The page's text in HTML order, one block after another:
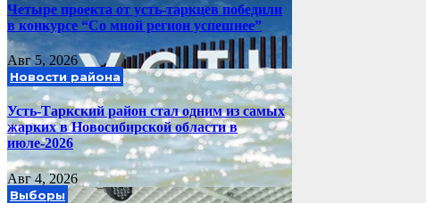
Четыре проекта от усть-таркцев победили
в конкурсе “Со мной регион успешнее”
Авг 5, 2026
Новости района
Усть-Таркский район стал одним из самых
жарких в Новосибирской области в
июле-2026
Авг 4, 2026
Выборы